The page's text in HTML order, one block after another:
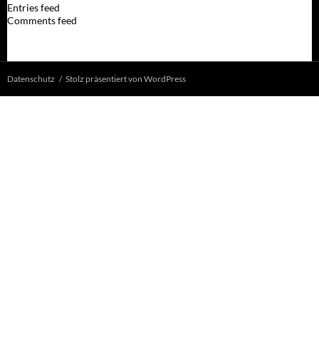
Entries feed
Comments feed
Datenschutz Stolz präsentiert von WordPress